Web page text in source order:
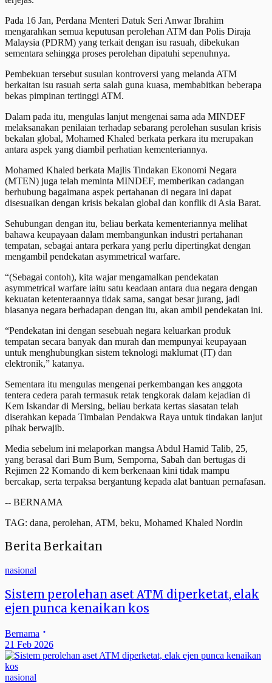
Pada 16 Jan, Perdana Menteri Datuk Seri Anwar Ibrahim
mengarahkan semua keputusan perolehan ATM dan Polis Diraja
Malaysia (PDRM) yang terkait dengan isu rasuah, dibekukan
sementara sehingga proses perolehan dipatuhi sepenuhnya.
Pembekuan tersebut susulan kontroversi yang melanda ATM
berkaitan isu rasuah serta salah guna kuasa, membabitkan beberapa
bekas pimpinan tertinggi ATM.
Dalam pada itu, mengulas lanjut mengenai sama ada MINDEF
melaksanakan penilaian terhadap sebarang perolehan susulan krisis
bekalan global, Mohamed Khaled berkata perkara itu merupakan
antara aspek yang diambil perhatian kementeriannya.
Mohamed Khaled berkata Majlis Tindakan Ekonomi Negara
(MTEN) juga telah meminta MINDEF, memberikan cadangan
berhubung bagaimana aspek pertahanan di negara ini dapat
disesuaikan dengan krisis bekalan global dan konflik di Asia Barat.
Sehubungan dengan itu, beliau berkata kementeriannya melihat
bahawa keupayaan dalam membangunkan industri pertahanan
tempatan, sebagai antara perkara yang perlu dipertingkat dengan
mengambil pendekatan asymmetrical warfare.
“(Sebagai contoh), kita wajar mengamalkan pendekatan
asymmetrical warfare iaitu satu keadaan antara dua negara dengan
kekuatan ketenteraannya tidak sama, sangat besar jurang, jadi
biasanya negara berhadapan dengan itu, akan ambil pendekatan ini.
“Pendekatan ini dengan sesebuah negara keluarkan produk
tempatan secara banyak dan murah dan mempunyai keupayaan
untuk menghubungkan sistem teknologi maklumat (IT) dan
elektronik,” katanya.
Sementara itu mengulas mengenai perkembangan kes anggota
tentera cedera parah termasuk retak tengkorak dalam kejadian di
Kem Iskandar di Mersing, beliau berkata kertas siasatan telah
diserahkan kepada Timbalan Pendakwa Raya untuk tindakan lanjut
pihak berwajib.
Media sebelum ini melaporkan mangsa Abdul Hamid Talib, 25,
yang berasal dari Bum Bum, Semporna, Sabah dan bertugas di
Rejimen 22 Komando di kem berkenaan kini tidak mampu
bercakap, serta terpaksa bergantung kepada alat bantuan pernafasan.
-- BERNAMA
TAG: dana, perolehan, ATM, beku, Mohamed Khaled Nordin
Berita Berkaitan
nasional
Sistem perolehan aset ATM diperketat, elak
ejen punca kenaikan kos
Bernama
21 Feb 2026
nasional